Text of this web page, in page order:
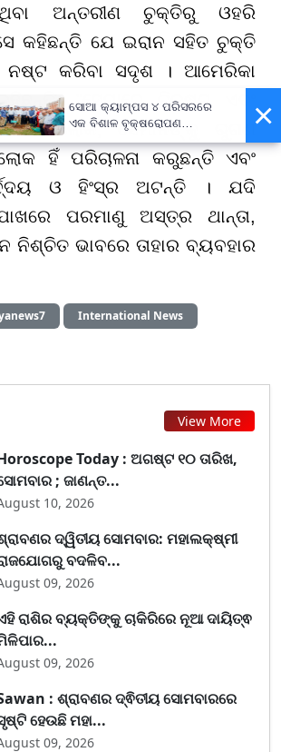
ଅନ୍ତରୀଣ ଚୁକ୍ତିରୁ ଓହରି
କହିଛନ୍ତି ଯେ ଇରାନ ସହିତ ଚୁକ୍ତି
କରିବା ସଦୃଶ । ଆମେରିକା
"ସେମାନେ ନିକୃଷ୍ଟ ଏବଂ
ଲୋକ, ସେମାନଙ୍କୁ ରୁଗଣ
ହିଁ ପରିଚାଳନା କରୁଛନ୍ତି ଏବଂ
ଓ ହିଂସ୍ର ଅଟନ୍ତି । ଯଦି
ପରମାଣୁ ଅସ୍ତ୍ର ଥାନ୍ତା,
ନିଶ୍ଚିତ ଭାବରେ ତାହାର ବ୍ୟବହାର
International News
View More
Today : ଅଗଷ୍ଟ ୧୦ ତାରିଖ,
; ଜାଣନ୍ତ...
10, 2026
ଦ୍ୱିତୀୟ ସୋମବାର: ମହାଲକ୍ଷ୍ମୀ
ବଦଳିବ...
09, 2026
ରାଶିର ବ୍ୟକ୍ତିଙ୍କୁ ଚାକିରିରେ ନୂଆ ଦାୟିତ୍ଵ
09, 2026
: ଶ୍ରାବଣର ଦ୍ଵିତୀୟ ସୋମବାରରେ
ହେଉଛି ମହା...
09, 2026
×
ସୋଆ କ୍ୟାମ୍ପସ ୪ ପରିସରରେ
ଏକ ବିଶାଳ ବୃକ୍ଷରୋପଣ
କ୍ୟାମ୍ପସ ହେବ ସବୁଜ କ୍ୟାମ୍ପସ: